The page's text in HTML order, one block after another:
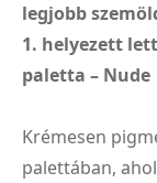
legjobb
1. helyezett
paletta – Nude
Krémesen
palettában,